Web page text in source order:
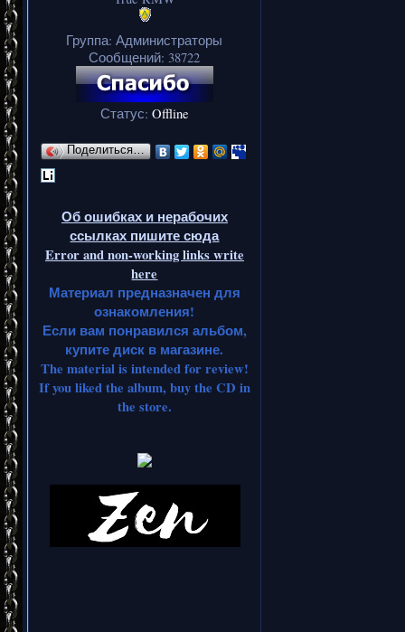
Группа: Администраторы
Сообщений: 38722
Статус: Offline
Поделиться…
Об ошибках и нерабочих
ссылках пишите сюда
Error and non-working links write
here
Материал предназначен для
ознакомления!
Если вам понравился альбом,
купите диск в магазине.
The material is intended for review!
If you liked the album, buy the CD in
the store.